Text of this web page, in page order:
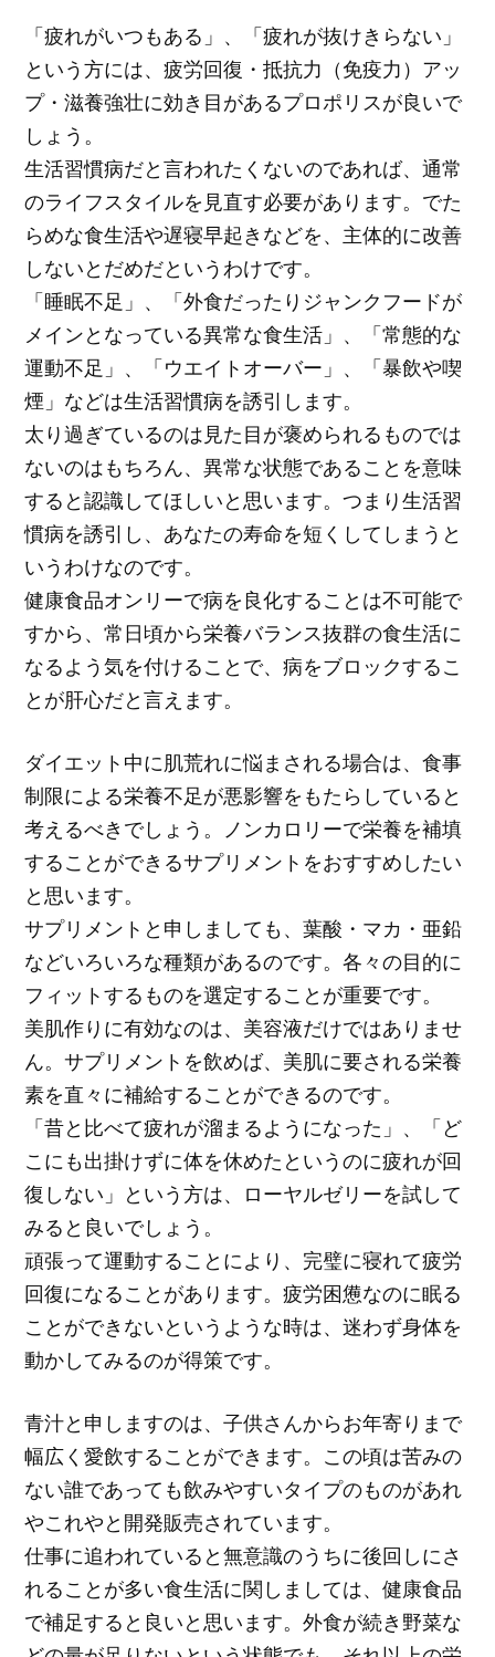
「疲れがいつもある」、「疲れが抜けきらない」
という方には、疲労回復・抵抗力（免疫力）アッ
プ・滋養強壮に効き目があるプロポリスが良いで
しょう。
生活習慣病だと言われたくないのであれば、通常
のライフスタイルを見直す必要があります。でた
らめな食生活や遅寝早起きなどを、主体的に改善
しないとだめだというわけです。
「睡眠不足」、「外食だったりジャンクフードが
メインとなっている異常な食生活」、「常態的な
運動不足」、「ウエイトオーバー」、「暴飲や喫
煙」などは生活習慣病を誘引します。
太り過ぎているのは見た目が褒められるものでは
ないのはもちろん、異常な状態であることを意味
すると認識してほしいと思います。つまり生活習
慣病を誘引し、あなたの寿命を短くしてしまうと
いうわけなのです。
健康食品オンリーで病を良化することは不可能で
すから、常日頃から栄養バランス抜群の食生活に
なるよう気を付けることで、病をブロックするこ
とが肝心だと言えます。
ダイエット中に肌荒れに悩まされる場合は、食事
制限による栄養不足が悪影響をもたらしていると
考えるべきでしょう。ノンカロリーで栄養を補填
することができるサプリメントをおすすめしたい
と思います。
サプリメントと申しましても、葉酸・マカ・亜鉛
などいろいろな種類があるのです。各々の目的に
フィットするものを選定することが重要です。
美肌作りに有効なのは、美容液だけではありませ
ん。サプリメントを飲めば、美肌に要される栄養
素を直々に補給することができるのです。
「昔と比べて疲れが溜まるようになった」、「ど
こにも出掛けずに体を休めたというのに疲れが回
復しない」という方は、ローヤルゼリーを試して
みると良いでしょう。
頑張って運動することにより、完璧に寝れて疲労
回復になることがあります。疲労困憊なのに眠る
ことができないというような時は、迷わず身体を
動かしてみるのが得策です。
青汁と申しますのは、子供さんからお年寄りまで
幅広く愛飲することができます。この頃は苦みの
ない誰であっても飲みやすいタイプのものがあれ
やこれやと開発販売されています。
仕事に追われていると無意識のうちに後回しにさ
れることが多い食生活に関しましては、健康食品
で補足すると良いと思います。外食が続き野菜な